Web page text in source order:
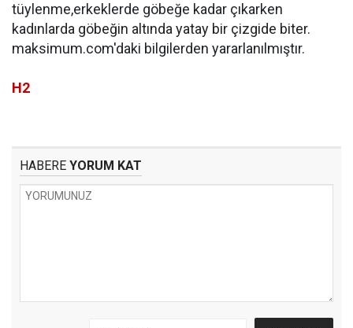
tüylenme,erkeklerde göbeğe kadar çıkarken
kadınlarda göbeğin altında yatay bir çizgide biter.
maksimum.com'daki bilgilerden yararlanılmıştır.
H2
HABERE YORUM KAT